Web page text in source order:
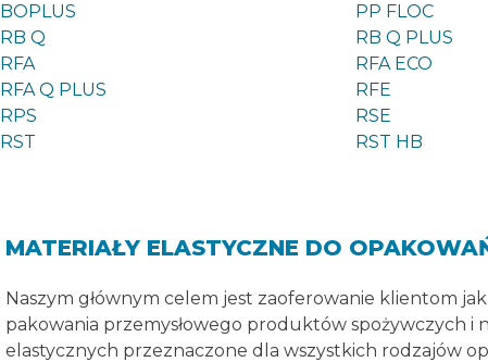
BOPLUS PP FLOC
RB Q
RB Q PLUS
RFA
RFA ECO
RFA Q PLUS
RFE
RPS
RSE
RST
RST HB
MATERIAŁY ELASTYCZNE DO
Naszym głównym celem jest zaoferowanie klientom
pakowania przemysłowego produktów spożywczych i
elastycznych przeznaczone dla wszystkich rodzajów